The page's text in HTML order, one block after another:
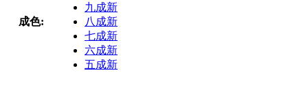
成色:
九成新
八成新
七成新
六成新
五成新